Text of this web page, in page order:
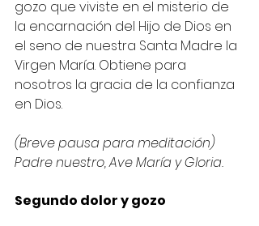
gozo que viviste en el misterio de
la encarnación del Hijo de Dios en
el seno de nuestra Santa Madre la
Virgen María. Obtiene para
nosotros la gracia de la confianza
en Dios.
(Breve pausa para meditación)
Padre nuestro, Ave María y Gloria.
Segundo dolor y gozo